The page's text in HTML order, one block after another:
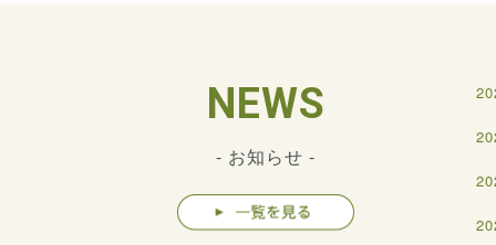
NEWS
- お知らせ -